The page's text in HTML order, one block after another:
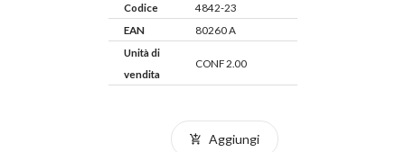
Codice
4842-23
EAN
80260 A
Unità di
vendita
CONF 2.00
Aggiungi